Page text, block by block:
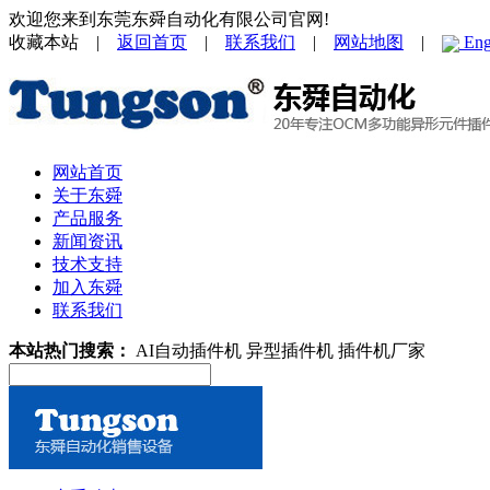
欢迎您来到东莞东舜自动化有限公司官网!
收藏本站 | 返回首页 | 联系我们 | 网站地图 |
网站首页
关于东舜
产品服务
新闻资讯
技术支持
加入东舜
联系我们
本站热门搜索： AI自动插件机 异型插件机 插件机厂家